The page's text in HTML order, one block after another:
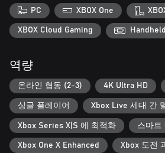
PC XBOX One
XBOX Cloud Gaming Handheld
역량
온라인 협동 (2-3) 4K Ultra HD
싱글 플레이어 Xbox Live 세대 간
Xbox Series X|S 에 최적화 스마트
Xbox One X Enhanced Xbox 도전